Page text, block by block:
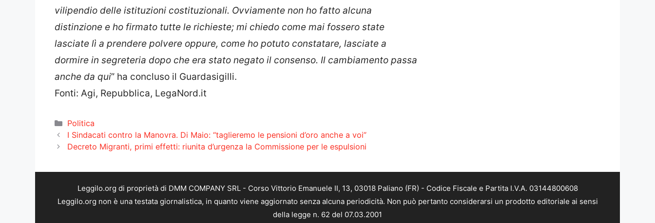
vilipendio delle istituzioni costituzionali. Ovviamente non ho fatto alcuna
distinzione e ho firmato tutte le richieste; mi chiedo come mai fossero state
lasciate lì a prendere polvere oppure, come ho potuto constatare, lasciate a
dormire in segreteria dopo che era stato negato il consenso. Il cambiamento passa
anche da qui” ha concluso il Guardasigilli.
Fonti: Agi, Repubblica, LegaNord.it
Categorie
Politica
I Sindacati contro la Manovra. Di Maio: “taglieremo le pensioni d’oro anche a voi”
Decreto Migranti, primi effetti: riunita d’urgenza la Commissione per le espulsioni
Leggilo.org di proprietà di DMM COMPANY SRL - Corso Vittorio Emanuele II, 13, 03018 Paliano (FR) - Codice Fiscale e Partita I.V.A. 03144800608
Leggilo.org non è una testata giornalistica, in quanto viene aggiornato senza alcuna periodicità. Non può pertanto considerarsi un prodotto editoriale ai sensi
della legge n. 62 del 07.03.2001